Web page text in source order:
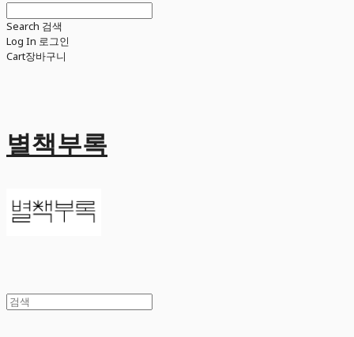
Search 검색
Log In 로그인
Cart장바구니
별책부록